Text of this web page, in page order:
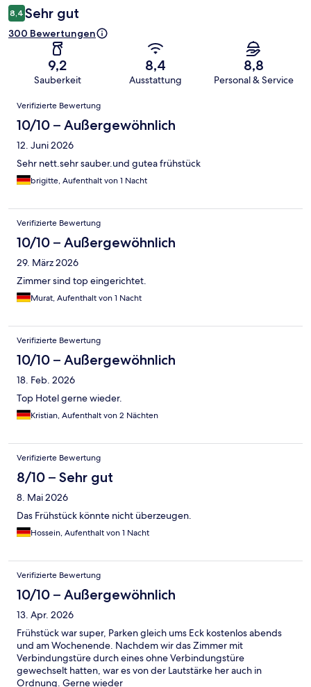
8,4 Sehr gut
300 Bewertungen
9,2
Sauberkeit
8,4
Ausstattung
8,8
Personal & Service
Bewertungen
Verifizierte Bewertung
10/10 – Außergewöhnlich
12. Juni 2026
Sehr nett.sehr sauber.und gutea frühstück
brigitte, Aufenthalt von 1 Nacht
Verifizierte Bewertung
10/10 – Außergewöhnlich
29. März 2026
Zimmer sind top eingerichtet.
Murat, Aufenthalt von 1 Nacht
Verifizierte Bewertung
10/10 – Außergewöhnlich
18. Feb. 2026
Top Hotel gerne wieder.
Kristian, Aufenthalt von 2 Nächten
Verifizierte Bewertung
8/10 – Sehr gut
8. Mai 2026
Das Frühstück könnte nicht überzeugen.
Hossein, Aufenthalt von 1 Nacht
Verifizierte Bewertung
10/10 – Außergewöhnlich
13. Apr. 2026
Frühstück war super, Parken gleich ums Eck kostenlos abends
und am Wochenende. Nachdem wir das Zimmer mit
Verbindungstüre durch eines ohne Verbindungstüre
gewechselt hatten, war es von der Lautstärke her auch in
Ordnung. Gerne wieder